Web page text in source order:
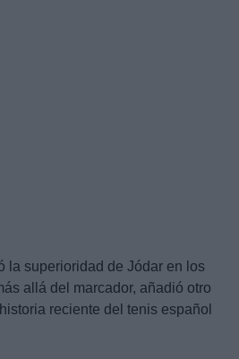
la superioridad de Jódar en los
allá del marcador, añadió otro
reciente del tenis español